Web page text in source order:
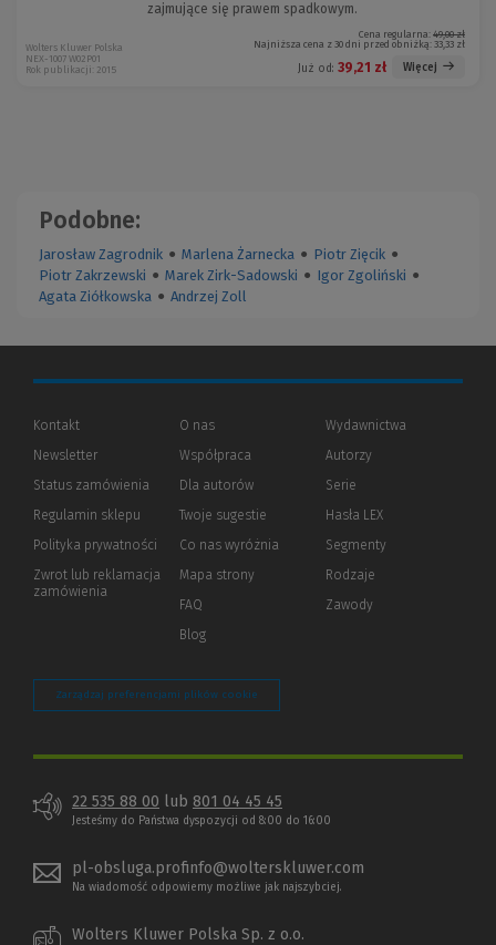
zajmujące się prawem spadkowym.
Cena regularna: 49,00 zł
Najniższa cena z 30 dni przed obniżką: 33,33 zł
Już od: 39,21 zł Więcej
Wolters Kluwer Polska
NEX-1007 W02P01
Rok publikacji: 2015
Podobne:
Jarosław Zagrodnik ● Marlena Żarnecka ● Piotr Zięcik ●
Piotr Zakrzewski ● Marek Zirk-Sadowski ● Igor Zgoliński ●
Agata Ziółkowska ● Andrzej Zoll
Kontakt
Newsletter
Status zamówienia
Regulamin sklepu
Polityka prywatności (Nowe
(Link
innej
Zwrot lub reklamacja
zamówienia
O nas
Współpraca
Dla autorów(Nowe
(Link
innej
strony)
Twoje sugestie
Co nas wyróżnia
Mapa strony
FAQ
Blog
Wydawnictwa
Autorzy
Serie
Hasła LEX
Segmenty
Rodzaje
Zawody
Zarządzaj preferencjami plików cookie
22 535 88 00 lub 801 04 45 45
Jesteśmy do Państwa dyspozycji od 8:00 do 16:00
pl-obsluga.profinfo@wolterskluwer.com
Na wiadomość odpowiemy możliwe jak najszybciej.
Wolters Kluwer Polska Sp. z o.o.